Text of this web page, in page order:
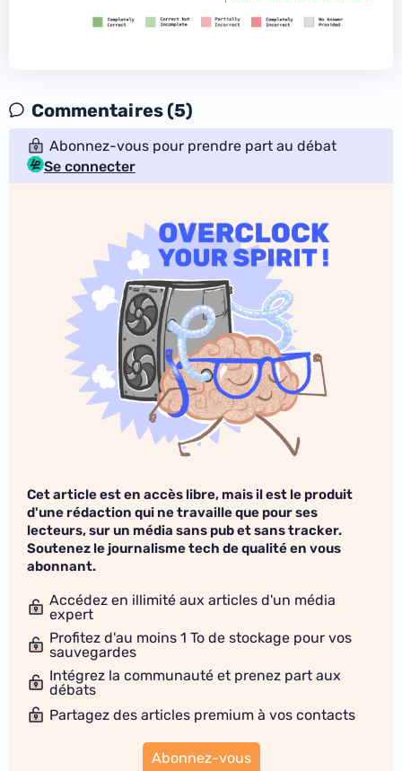
Commentaires (5)
Abonnez-vous pour prendre part au débat
Se connecter
Cet article est en accès libre, mais il est le produit
d'une rédaction qui ne travaille que pour ses
lecteurs, sur un média sans pub et sans tracker.
Soutenez le journalisme tech de qualité en vous
abonnant.
Accédez en illimité aux articles d'un média
expert
Profitez d'au moins 1 To de stockage pour vos
sauvegardes
Intégrez la communauté et prenez part aux
débats
Partagez des articles premium à vos contacts
Abonnez-vous